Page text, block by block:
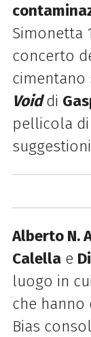
Simonetta
concerto
cimentano
Voiddi
pellicola
Alberto N.
Calella e
luogo in
che hanno
Bias